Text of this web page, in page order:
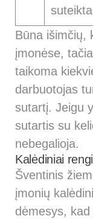
Būna išimčių,
įmonėse,
taikoma
darbuotojas
sutartį. Jeigu
sutartis su
nebegalioja.
Kalėdiniai
Šventinis
įmonių
dėmesys,